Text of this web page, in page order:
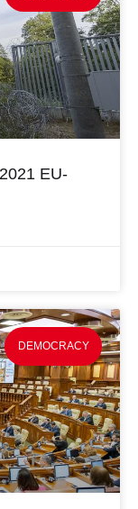
EU-
DEMOCRACY